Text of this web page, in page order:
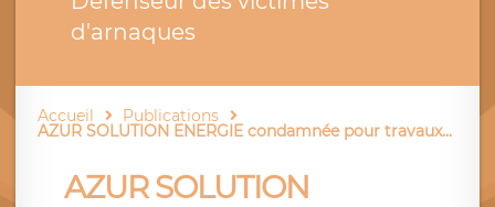
d'arnaques
Accueil Publications
AZUR SOLUTION ENERGIE condamnée pour travaux...
AZUR SOLUTION